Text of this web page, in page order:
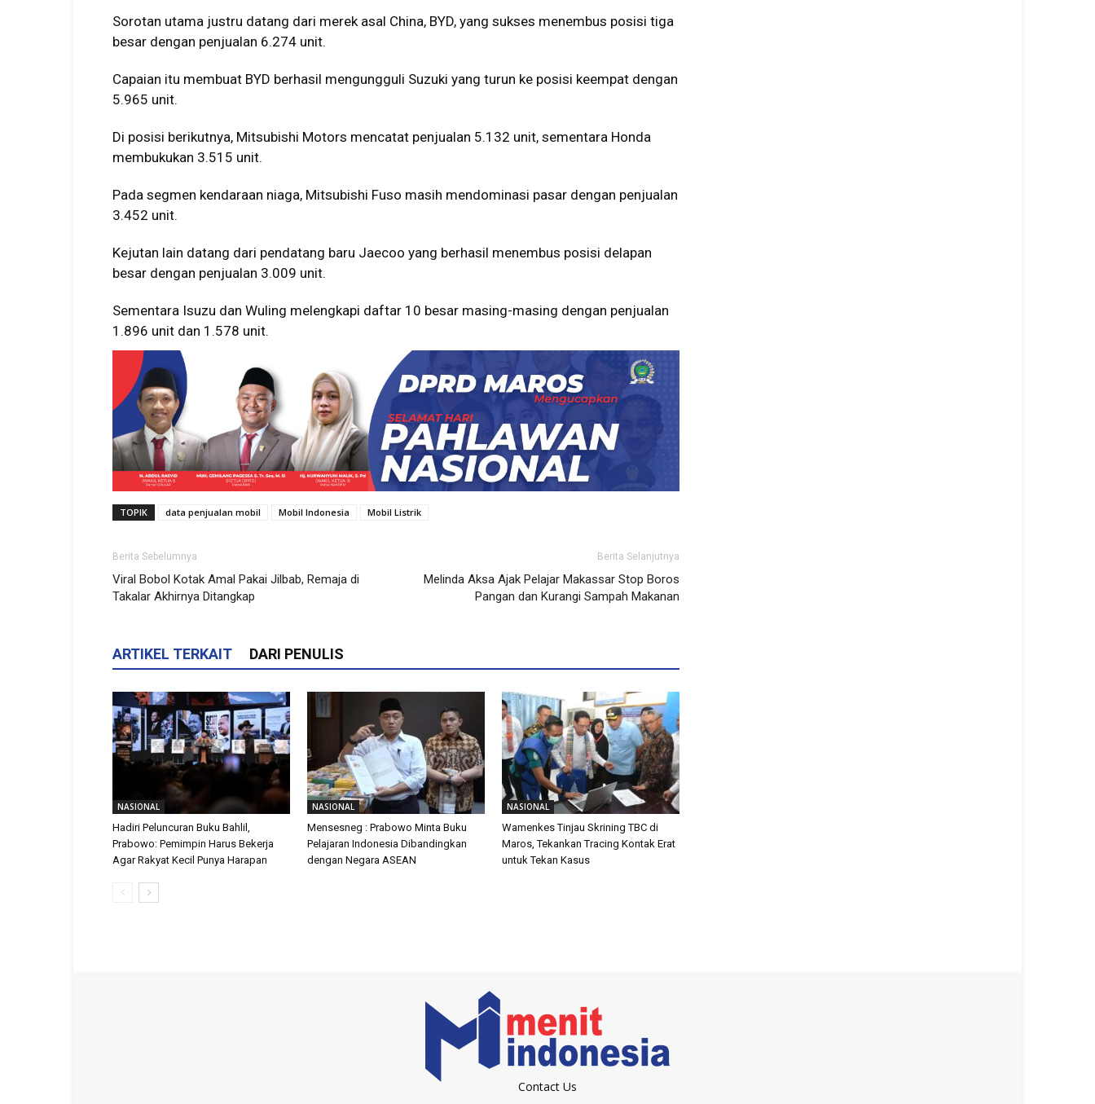
Sorotan utama justru datang dari merek asal China, BYD, yang sukses menembus posisi tiga
besar dengan penjualan 6.274 unit.
Capaian itu membuat BYD berhasil mengungguli Suzuki yang turun ke posisi keempat dengan
5.965 unit.
Di posisi berikutnya, Mitsubishi Motors mencatat penjualan 5.132 unit, sementara Honda
membukukan 3.515 unit.
Pada segmen kendaraan niaga, Mitsubishi Fuso masih mendominasi pasar dengan penjualan
3.452 unit.
Kejutan lain datang dari pendatang baru Jaecoo yang berhasil menembus posisi delapan
besar dengan penjualan 3.009 unit.
Sementara Isuzu dan Wuling melengkapi daftar 10 besar masing-masing dengan penjualan
1.896 unit dan 1.578 unit.
TOPIK data penjualan mobil Mobil Indonesia Mobil Listrik
Berita Sebelumnya
Viral Bobol Kotak Amal Pakai Jilbab, Remaja di
Takalar Akhirnya Ditangkap
Berita Selanjutnya
Melinda Aksa Ajak Pelajar Makassar Stop Boros
Pangan dan Kurangi Sampah Makanan
ARTIKEL TERKAIT DARI PENULIS
NASIONAL
Hadiri Peluncuran Buku Bahlil,
Prabowo: Pemimpin Harus Bekerja
Agar Rakyat Kecil Punya Harapan
NASIONAL
Mensesneg : Prabowo Minta Buku
Pelajaran Indonesia Dibandingkan
dengan Negara ASEAN
NASIONAL
Wamenkes Tinjau Skrining TBC di
Maros, Tekankan Tracing Kontak Erat
untuk Tekan Kasus
Contact Us